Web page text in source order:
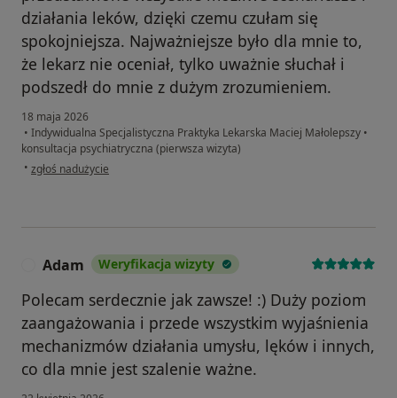
działania leków, dzięki czemu czułam się
spokojniejsza. Najważniejsze było dla mnie to,
że lekarz nie oceniał, tylko uważnie słuchał i
podszedł do mnie z dużym zrozumieniem.
18 maja 2026
• Indywidualna Specjalistyczna Praktyka Lekarska Maciej Małolepszy •
konsultacja psychiatryczna (pierwsza wizyta)
• w opinii użytkownika Julia
zgłoś nadużycie
Adam Weryfikacja wizyty
Polecam serdecznie jak zawsze! :) Duży poziom
zaangażowania i przede wszystkim wyjaśnienia
mechanizmów działania umysłu, lęków i innych,
co dla mnie jest szalenie ważne.